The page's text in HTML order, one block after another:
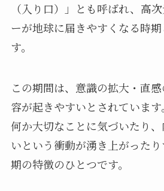
（入り口）」とも呼ばれ、高
ーが地球に届きやすくなる時
す。
この期間は、意識の拡大・直
容が起きやすいとされています。
何か大切なことに気づいたり
いという衝動が湧き上がった
期の特徴のひとつです。